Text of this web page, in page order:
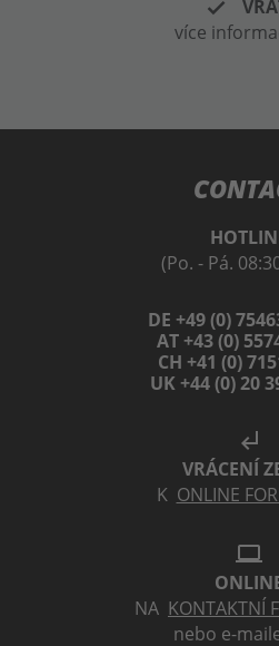
více
(Po. - Pá.
DE +49 (0)
AT +43 (0)
CH +41 (0)
UK +44 (0) 20
subdirectory_arrow_left
VRÁCENÍ
K ONLINE
laptop
NA KONTAKTNÍ
nebo e-